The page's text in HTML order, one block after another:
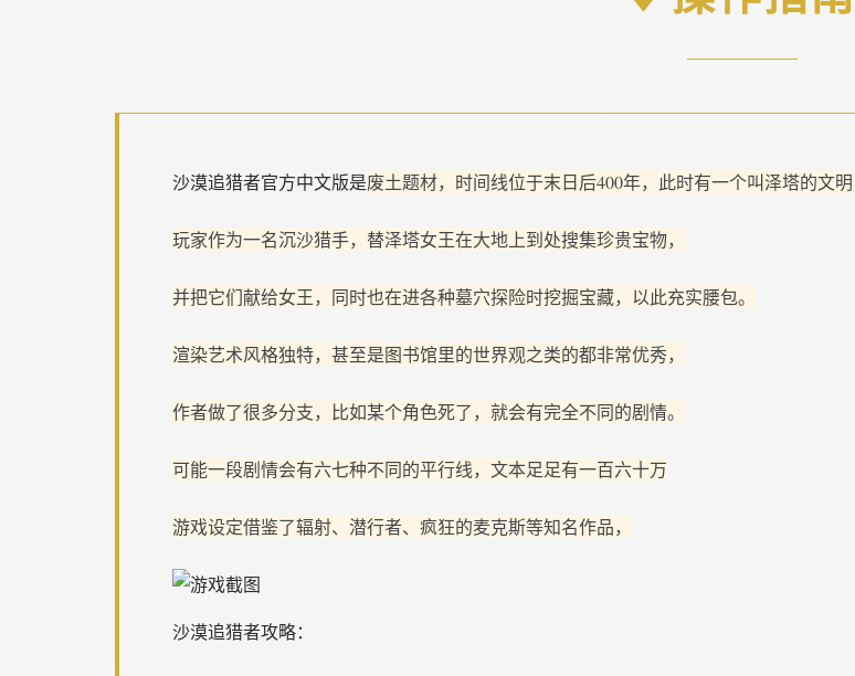
沙漠追猎者官方中文版是废土题材，时间线位于末日后400年，此时有一个叫泽塔的文明
玩家作为一名沉沙猎手，替泽塔女王在大地上到处搜集珍贵宝物，
并把它们献给女王，同时也在进各种墓穴探险时挖掘宝藏，以此充实腰包。
渲染艺术风格独特，甚至是图书馆里的世界观之类的都非常优秀，
作者做了很多分支，比如某个角色死了，就会有完全不同的剧情。
可能一段剧情会有六七种不同的平行线，文本足足有一百六十万
游戏设定借鉴了辐射、潜行者、疯狂的麦克斯等知名作品，
沙漠追猎者攻略：